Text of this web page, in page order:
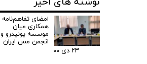
امضای تفاهم‌نامه
همکاری میان
موسسه یونیدرو و
انجمن مس ایران
۲۳ دی ۰۰